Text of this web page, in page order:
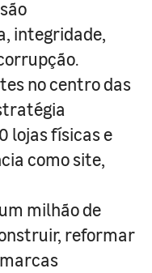
integridade,
no centro das
lojas físicas e
como site,
milhão de
reformar